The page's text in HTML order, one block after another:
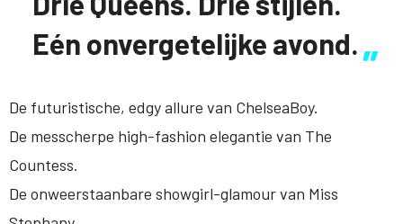
Eén onvergetelijke avond.
De futuristische, edgy allure van ChelseaBoy.
De messcherpe high-fashion elegantie van The
Countess.
De onweerstaanbare showgirl-glamour van Miss